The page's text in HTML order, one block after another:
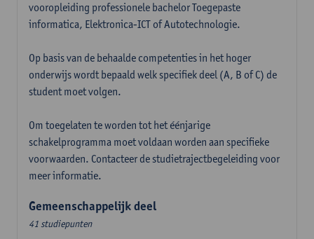
vooropleiding professionele bachelor Toegepaste
informatica, Elektronica-ICT of Autotechnologie.
Op basis van de behaalde competenties in het hoger
onderwijs wordt bepaald welk specifiek deel (A, B of C) de
student moet volgen.
Om toegelaten te worden tot het éénjarige
schakelprogramma moet voldaan worden aan specifieke
voorwaarden. Contacteer de studietrajectbegeleiding voor
meer informatie.
Gemeenschappelijk deel
41 studiepunten